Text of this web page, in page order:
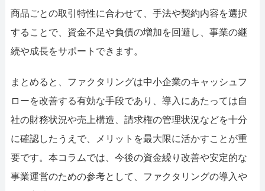
商品ごとの取引特性に合わせて、手法や契約内容を選択
することで、資金不足や負債の増加を回避し、事業の継
続や成長をサポートできます。
まとめると、ファクタリングは中小企業のキャッシュフ
ローを改善する有効な手段であり、導入にあたっては自
社の財務状況や売上構造、請求権の管理状況などを十分
に確認したうえで、メリットを最大限に活かすことが重
要です。本コラムでは、今後の資金繰り改善や安定的な
事業運営のための参考として、ファクタリングの導入や